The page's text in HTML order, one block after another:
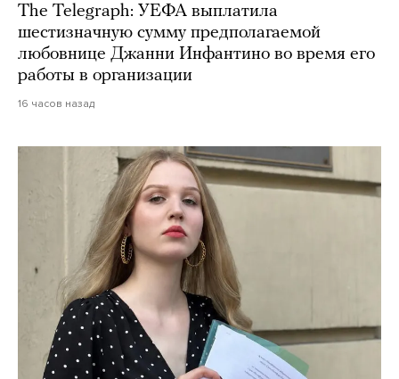
The Telegraph: УЕФА выплатила
шестизначную сумму предполагаемой
любовнице Джанни Инфантино во время его
работы в организации
16 часов назад